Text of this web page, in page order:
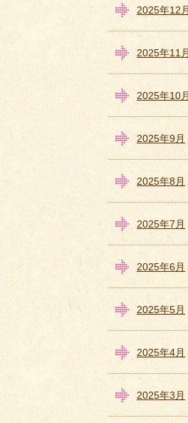
2025年12月
2025年11月
2025年10月
2025年9月
2025年8月
2025年7月
2025年6月
2025年5月
2025年4月
2025年3月